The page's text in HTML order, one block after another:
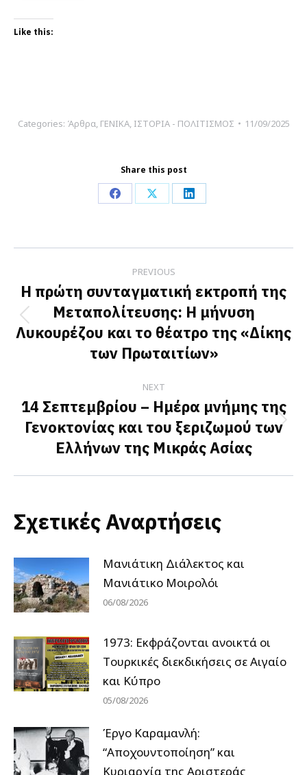
Like this:
Categories: Άρθρα, ΓΕΝΙΚΑ, ΙΣΤΟΡΙΑ - ΠΟΛΙΤΙΣΜΟΣ 11/09/2025
Share this post
Share
Facebook
Share
X
Share
LinkedIn
navigation
PREVIOUS
Previous
post:
Η πρώτη συνταγματική εκτροπή της
Μεταπολίτευσης: Η μήνυση
Λυκουρέζου και το θέατρο της «Δίκης
των Πρωταιτίων»
NEXT
Next
post:
14 Σεπτεμβρίου – Ημέρα μνήμης της
Γενοκτονίας και του ξεριζωμού των
Ελλήνων της Μικράς Ασίας
Σχετικές Αναρτήσεις
Μανιάτικη Διάλεκτος και
Μανιάτικο Μοιρολόι
06/08/2026
1973: Εκφράζονται ανοικτά οι
Tουρκικές διεκδικήσεις σε Αιγαίο
και Κύπρο
05/08/2026
Έργο Καραμανλή:
“Αποχουντοποίηση” και
Κυριαρχία της Αριστεράς